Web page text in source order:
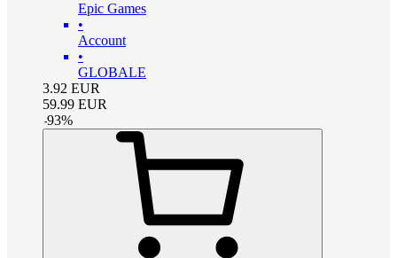
Epic Games
•
Account
•
GLOBALE
3.92 EUR
59.99 EUR
-93%